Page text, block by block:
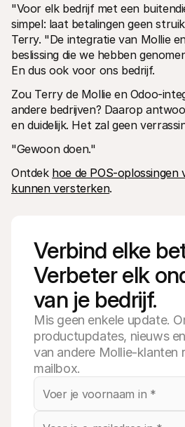
"Voor elk bedrijf met een
simpel: laat betalingen geen
Terry. "De integratie van Mollie
beslissing die we hebben
En dus ook voor ons bedrijf.
Zou Terry de Mollie en Odoo-
andere bedrijven? Daarop
en duidelijk. Het zal geen
"Gewoon doen."
Ontdek hoe de POS-oplossingen
kunnen versterken.
Verbind elke
Verbeter elk
van je bedrijf.
Mis geen enkele update.
productupdates, nieuws
van andere Mollie-klanten
mailbox.